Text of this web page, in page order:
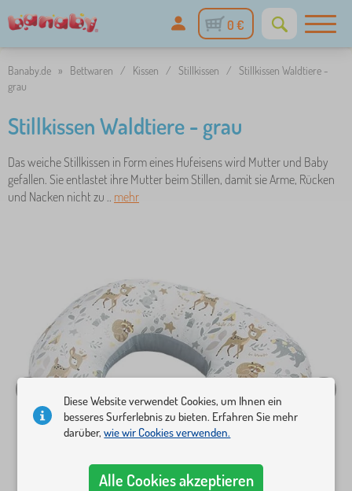
0 €
Banaby.de » Bettwaren / Kissen / Stillkissen / Stillkissen Waldtiere -
grau
Stillkissen Waldtiere - grau
Das weiche Stillkissen in Form eines Hufeisens wird Mutter und Baby
gefallen. Sie entlastet ihre Mutter beim Stillen, damit sie Arme, Rücken
und Nacken nicht zu .. mehr
Diese Website verwendet Cookies, um Ihnen ein
besseres Surferlebnis zu bieten. Erfahren Sie mehr
darüber,wie wir Cookies verwenden.
Alle Cookies akzeptieren